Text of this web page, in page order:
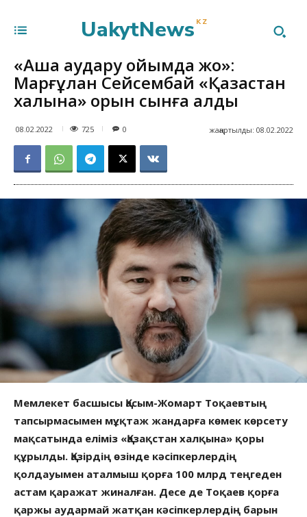
UakytNews KZ
«Ақша аудару ойымда жоқ»:
Марғұлан Сейсембай «Қазақстан
халқына» қорын сынға алды
08.02.2022 725 жаңартылды: 08.02.2022
0
Мемлекет басшысы Қасым-Жомарт Тоқаевтың
тапсырмасымен мұқтаж жандарға көмек көрсету
мақсатында еліміз «Қазақстан халқына» қоры
құрылды. Қазірдің өзінде кәсіпкерлердің
қолдауымен аталмыш қорға 100 млрд теңгеден
астам қаражат жиналған. Десе де Тоқаев қорға
қаржы аудармай жатқан кәсіпкерлердің барын